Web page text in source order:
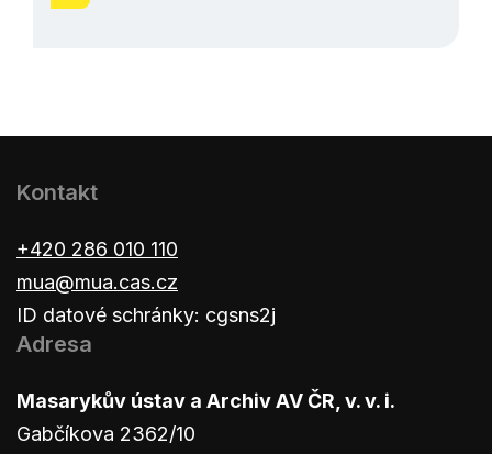
Kontakt
+420 286 010 110
mua@mua.cas.cz
ID datové schránky: cgsns2j
Adresa
Masarykův ústav a Archiv AV ČR, v. v. i.
Gabčíkova 2362/10